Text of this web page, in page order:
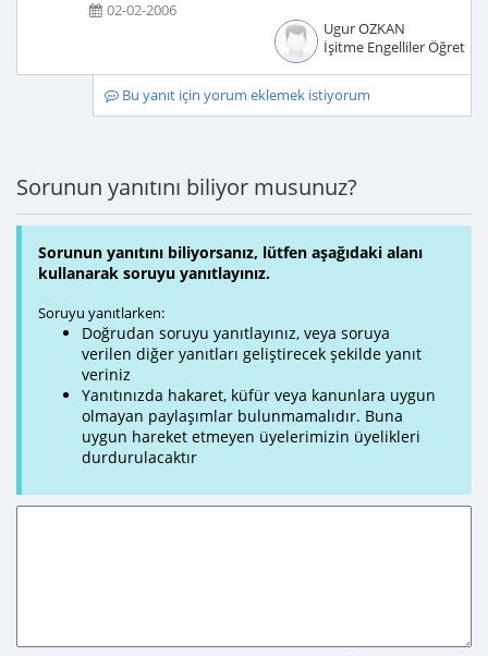
02-02-2006
Ugur OZKAN
İşitme Engelliler
Bu yanıt için yorum eklemek istiyorum
Sorunun yanıtını biliyor musunuz?
Sorunun yanıtını biliyorsanız, lütfen aşağıdaki alanı
kullanarak soruyu yanıtlayınız.
Soruyu yanıtlarken:
Doğrudan soruyu yanıtlayınız, veya soruya
verilen diğer yanıtları geliştirecek şekilde yanıt
veriniz
Yanıtınızda hakaret, küfür veya kanunlara uygun
olmayan paylaşımlar bulunmamalıdır. Buna
uygun hareket etmeyen üyelerimizin üyelikleri
durdurulacaktır